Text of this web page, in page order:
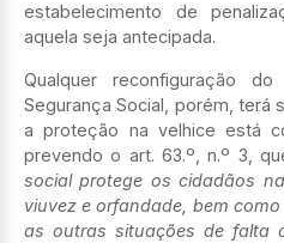
estabelecimento de
aquela seja antecipada.
Qualquer reconfiguração
Segurança Social, porém, terá
a proteção na velhice está
prevendo o art. 63.º, n.º 3,
social protege os cidadãos
viuvez e orfandade, bem
as outras situações de falta